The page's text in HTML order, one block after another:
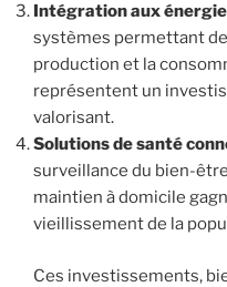
Intégration aux
systèmes permettant
production et la
représentent un
valorisant.
Solutions de santé
surveillance du bien-
maintien à domicile
vieillissement de la
Ces investissements,